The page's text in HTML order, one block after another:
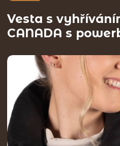
Vesta s
CANADA s